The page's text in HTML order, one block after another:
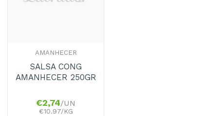
AMANHECER
SALSA CONG
AMANHECER 250GR
€2,74/UN
€10.97/KG